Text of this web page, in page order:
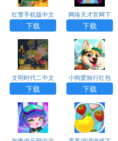
红警手机版中文
下载
下载
网络天才官网下
载安装
下载
文明时代二中文
版
下载
小狗爱旅行红包
版下载
下载